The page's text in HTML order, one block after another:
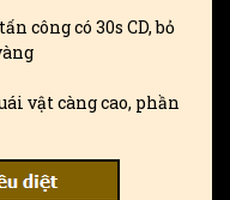
công có 30s CD, bỏ
vật càng cao, phần